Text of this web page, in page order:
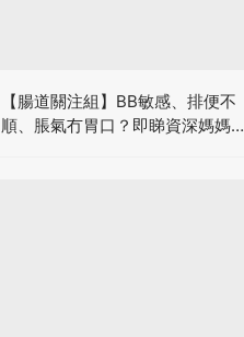
【腸道關注組】BB敏感、排便不
順、脹氣冇胃口？即睇資深媽媽分